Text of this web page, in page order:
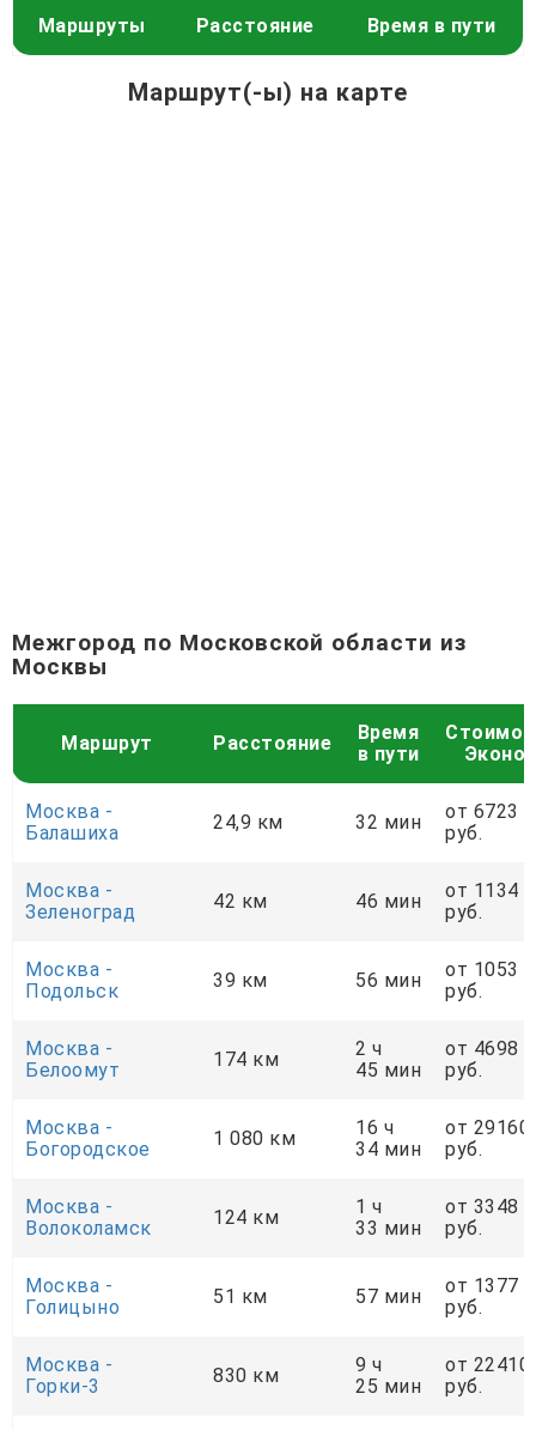
Маршруты Расстояние Время в пути
Маршрут(-ы) на карте
Межгород по Московской области из
Москвы
Маршрут Расстояние
Время
в пути
Москва -
Балашиха
24,9 км 32 мин
от 6723
руб.
Москва -
Зеленоград
42 км 46 мин
от 1134
руб.
Москва -
Подольск
39 км 56 мин
от 1053
руб.
Москва -
Белоомут
174 км
2 ч
45 мин
от 4698
руб.
Москва -
Богородское
1 080 км
16 ч
34 мин
от 29160
руб.
Москва -
Волоколамск
124 км
1 ч
33 мин
от 3348
руб.
Москва -
Голицыно
51 км 57 мин
от 1377
руб.
Москва -
Горки-3
830 км
9 ч
25 мин
от 22410
руб.